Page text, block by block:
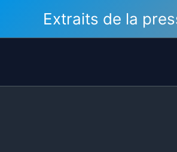
contenu
Extraits de la